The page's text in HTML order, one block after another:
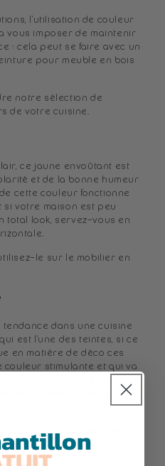
l'utilisation de couleur
vous imposer de maintenir
: cela peut se faire avec un
pour meuble en bois
notre sélection de
de votre cuisine.
ce jaune envoûtant est
et de la bonne humeur
cette couleur fonctionne
votre maison est peu
total look, servez-vous en
le sur le mobilier en
dans une cuisine
est l'une des teintes, si ce
en matière de déco ces
couleur stimulante et qui va
appliquez-le sur un
teintes douces et à des